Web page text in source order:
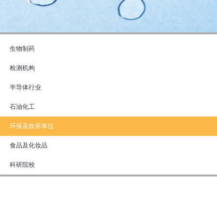
生物制药
检测机构
半导体行业
石油化工
环保及政府单位
食品及化妆品
科研院校